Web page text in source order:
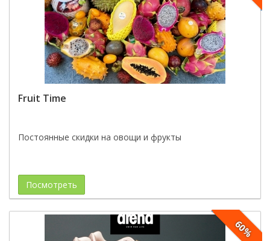
Fruit Time
Постоянные скидки на овощи и фрукты
Посмотреть
60%